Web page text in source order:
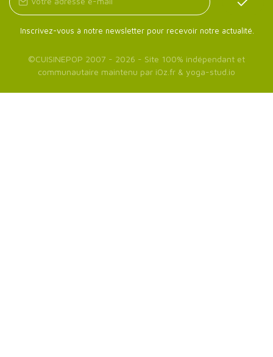
Inscrivez-vous à notre newsletter pour recevoir notre actualité.
©CUISINEPOP 2007 - 2026 - Site 100% indépendant et
communautaire maintenu par iOz.fr & yoga-stud.io